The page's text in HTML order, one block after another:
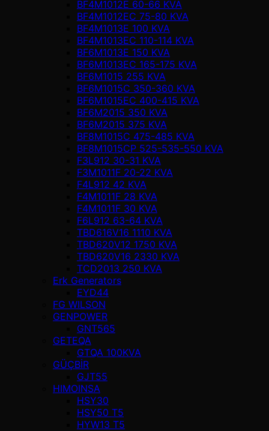
BF4M1012E 60-66 KVA
BF4M1012EC 75-80 KVA
BF4M1013E 100 KVA
BF4M1013EC 110-114 KVA
BF6M1013E 150 KVA
BF6M1013EC 165-175 KVA
BF6M1015 255 KVA
BF6M1015C 350-360 KVA
BF6M1015EC 400-415 KVA
BF6M2015 350 KVA
BF6M2015 375 KVA
BF8M1015C 475-485 KVA
BF8M1015CP 525-535-550 KVA
F3L912 30-31 KVA
F3M1011F 20-22 KVA
F4L912 42 KVA
F4M1011F 28 KVA
F4M1011F 30 KVA
F6L912 63-64 KVA
TBD616V16 1110 KVA
TBD620V12 1750 KVA
TBD620V16 2330 KVA
TCD2013 250 KVA
Erk Generators
EYD44
FG WILSON
GENPOWER
GNT565
GETEQA
GTQA 100KVA
GÜÇBİR
GJT55
HIMOINSA
HSY30
HSY50 T5
HYW13 T5